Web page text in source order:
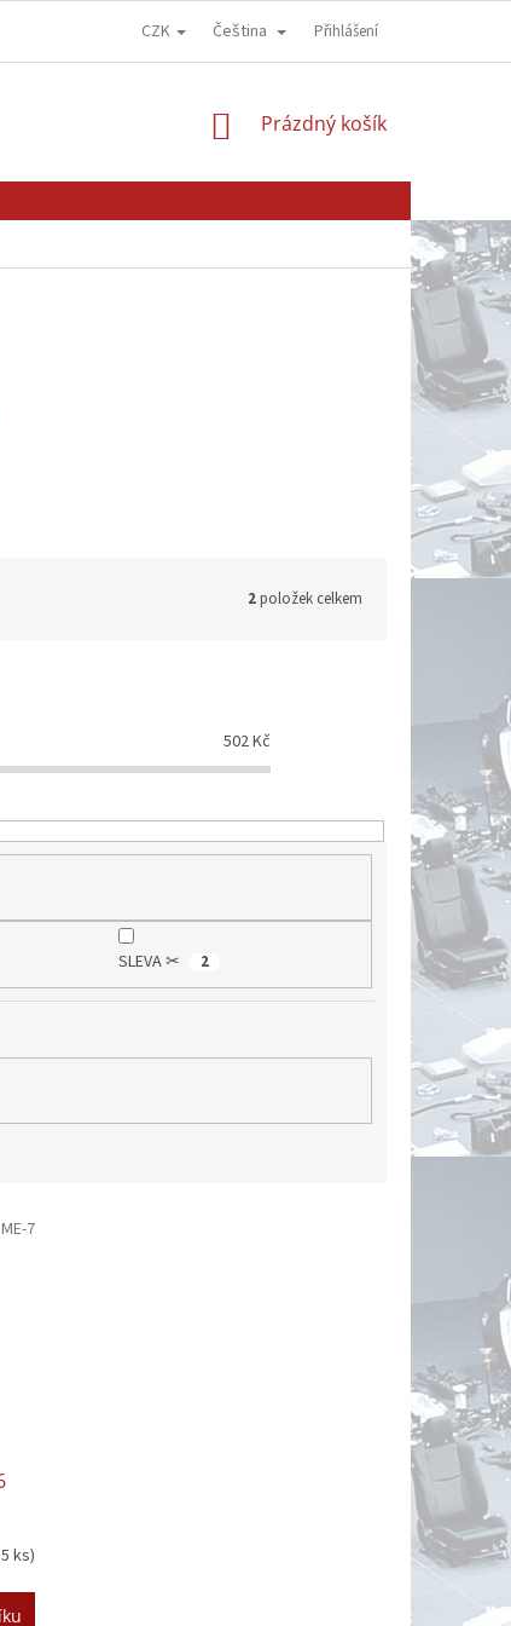
OBCHODNÍ PODMÍNKY GDPR - OCHRANA OSOBNÍCH ÚDAJŮ
CZK Čeština Přihlášení
NÁKUPNÍ
Prázdný košík
2položek celkem
502Kč
SLEVA ✂ 2
ks)
ME-7